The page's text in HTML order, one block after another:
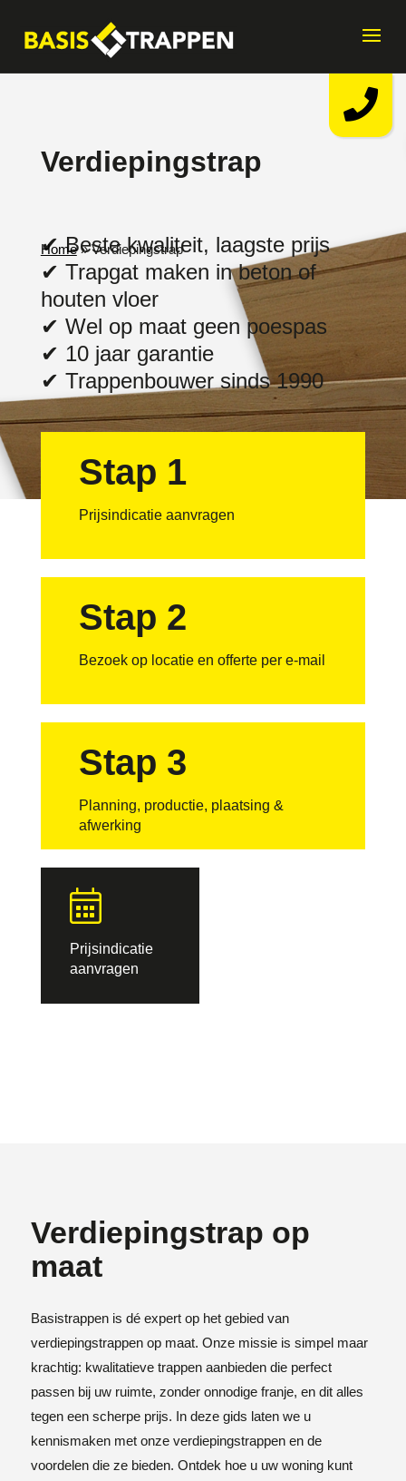
Verdiepingstrap
✔ Beste kwaliteit, laagste prijs
✔ Trapgat maken in beton of
houten vloer
✔ Wel op maat geen poespas
✔ 10 jaar garantie
✔ Trappenbouwer sinds 1990
Stap 1
Prijsindicatie aanvragen
Stap 2
Bezoek op locatie en offerte per e-mail
Stap 3
Planning, productie, plaatsing &
afwerking
Prijsindicatie
aanvragen
Home»Verdiepingstrap
Verdiepingstrap op
maat
Basistrappen is dé expert op het gebied van
verdiepingstrappen op maat. Onze missie is simpel maar
krachtig: kwalitatieve trappen aanbieden die perfect
passen bij uw ruimte, zonder onnodige franje, en dit alles
tegen een scherpe prijs. In deze gids laten we u
kennismaken met onze verdiepingstrappen en de
voordelen die ze bieden. Ontdek hoe u uw woning kunt